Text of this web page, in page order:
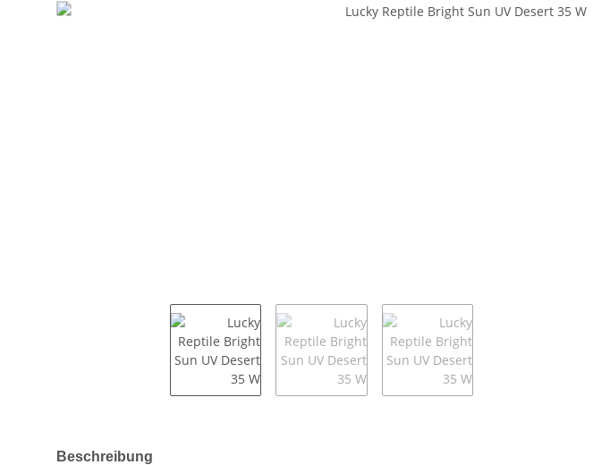
weitere Registerkarten anzeigen
Beschreibung